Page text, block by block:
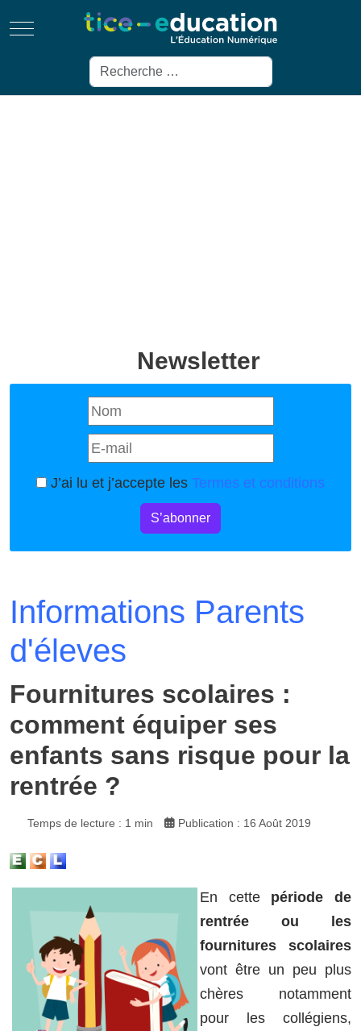
Mobile Menu Toggle
Rechercher
Newsletter
J’ai lu et j’accepte les Termes et conditions
S’abonner
Informations Parents
d'éleves
Fournitures scolaires :
comment équiper ses
enfants sans risque pour la
rentrée ?
Temps de lecture : 1 min Publication : 16 Août 2019
En cette période de
rentrée ou les
fournitures scolaires
vont être un peu plus
chères notamment
pour les collégiens,